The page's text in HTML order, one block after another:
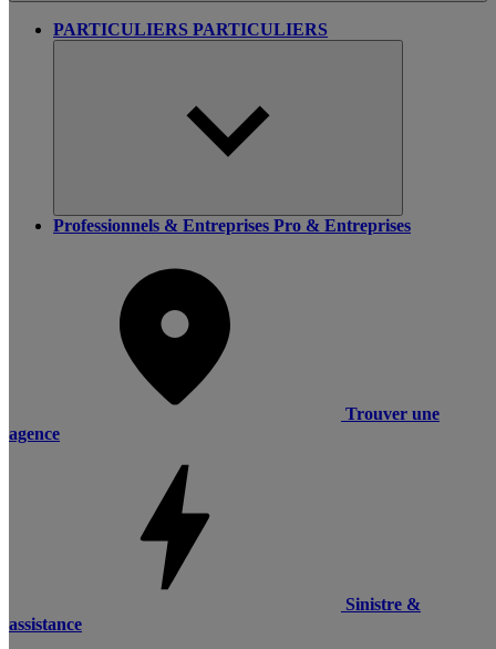
PARTICULIERS PARTICULIERS
Professionnels & Entreprises Pro & Entreprises
Trouver une
agence
Sinistre &
assistance